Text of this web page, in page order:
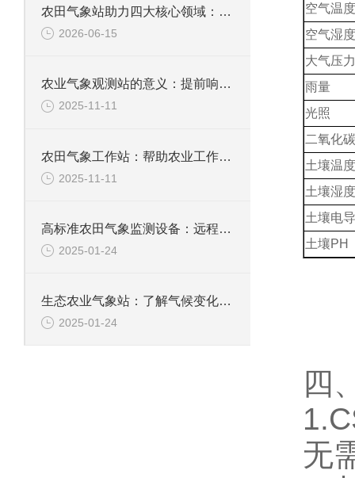
农田气象站助力四大核心领域：精准农业、灾害预警、科研观测、智慧园区管理
2026-06-15
农业气象观测站的意义：提前响应气象灾害，助力农业防灾减损、稳定生产
2025-11-11
农田气象工作站：帮助农业工作者应对气候变化，合理安排种植以保障收成
2025-11-11
高标准农田气象监测设备：远程帮助农业适应和应对气候变化提出应对方案
2025-01-24
生态农业气象站：了解气候变化对农作物生长发育的影响趋势
2025-01-24
空气温度
空气湿度
大气压力
雨量
光照
二氧化碳
土壤温度
土壤湿度
土壤电
土壤PH
四
无